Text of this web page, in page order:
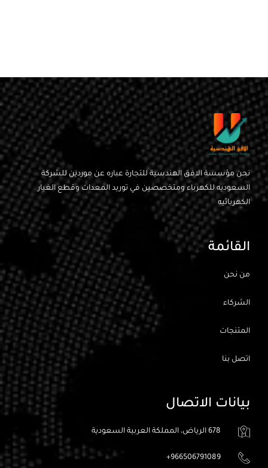
نحن مؤسسة الافق الهندسية للتجارة عباره عن موردين للشركة
السعوديه للكهرباء ومتخصصين في توريد المعدات وقطع الغيار
الكهربائيه
القائمة
من نحن
الشركاء
المتنجات
اتصل بنا
بيانات الاتصال
678 الرياض، المملكة العربية السعودية
966506791089+